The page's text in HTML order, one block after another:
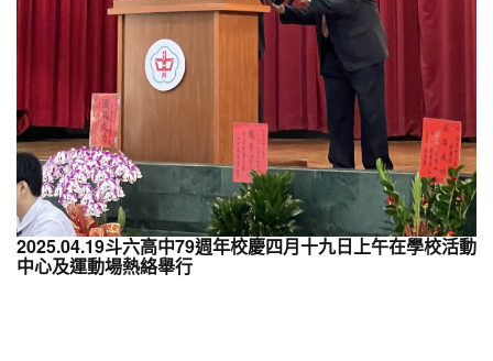
2025.04.19斗六高中79週年校慶四月十九日上午在學校活動
中心及運動場熱絡舉行